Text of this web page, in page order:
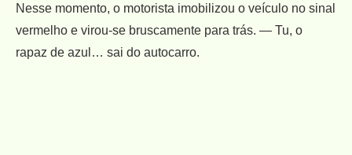
Nesse momento, o motorista imobilizou o veículo no sinal
vermelho e virou-se bruscamente para trás. — Tu, o
rapaz de azul… sai do autocarro.